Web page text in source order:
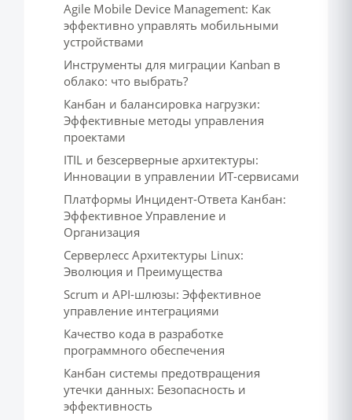
Agile Mobile Device Management: Как
эффективно управлять мобильными
устройствами
Инструменты для миграции Kanban в
облако: что выбрать?
Канбан и балансировка нагрузки:
Эффективные методы управления
проектами
ITIL и безсерверные архитектуры:
Инновации в управлении ИТ-сервисами
Платформы Инцидент-Ответа Канбан:
Эффективное Управление и
Организация
Серверлесс Архитектуры Linux:
Эволюция и Преимущества
Scrum и API-шлюзы: Эффективное
управление интеграциями
Качество кода в разработке
программного обеспечения
Канбан системы предотвращения
утечки данных: Безопасность и
эффективность